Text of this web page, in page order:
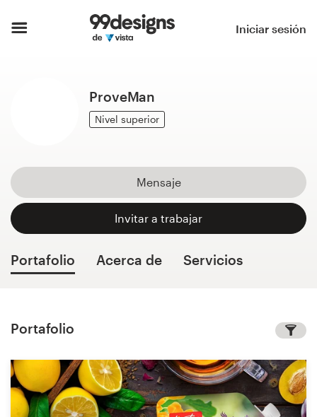
Iniciar sesión
ProveMan
Nivel superior
Mensaje
Invitar a trabajar
Portafolio Acerca de Servicios
Portafolio
Inspiración
99designs Pro
Servicios
Concursos de diseño
Proyectos 1-1
Encontrar un diseñador